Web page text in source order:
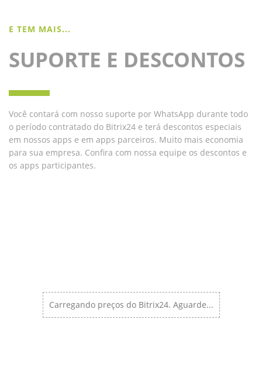
E TEM MAIS...
SUPORTE E DESCONTOS
Você contará com nosso suporte por WhatsApp durante todo
o período contratado do Bitrix24 e terá descontos especiais
em nossos apps e em apps parceiros. Muito mais economia
para sua empresa. Confira com nossa equipe os descontos e
os apps participantes.
Carregando preços do Bitrix24. Aguarde...